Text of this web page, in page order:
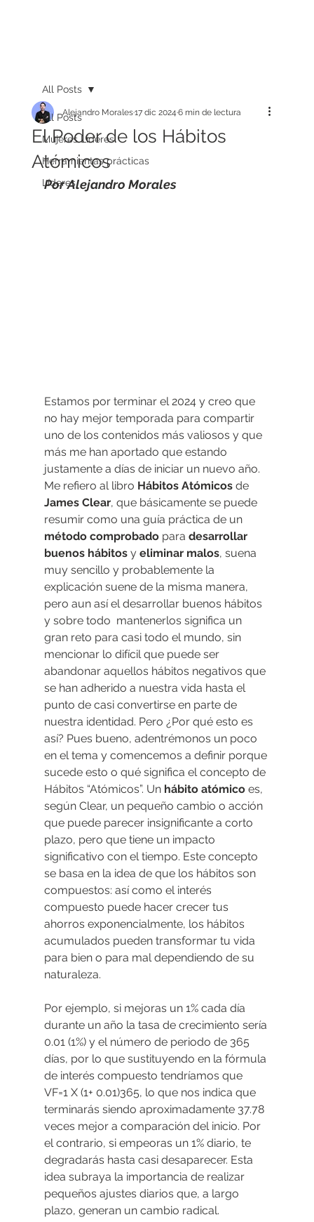
All Posts
Mujeres Líderes
Herramientas prácticas
Líderes
All Posts
El Poder de los Hábitos
Atómicos
Alejandro Morales17 dic 20246 min de lectura
Por Alejandro Morales
Estamos por terminar el 2024 y creo que
no hay mejor temporada para compartir
uno de los contenidos más valiosos y que
más me han aportado que estando
justamente a días de iniciar un nuevo año.
Me refiero al libro Hábitos Atómicos de
James Clear, que básicamente se puede
resumir como una guía práctica de un
método comprobado para desarrollar
buenos hábitos y eliminar malos, suena
muy sencillo y probablemente la
explicación suene de la misma manera,
pero aun así el desarrollar buenos hábitos
y sobre todo  mantenerlos significa un
gran reto para casi todo el mundo, sin
mencionar lo difícil que puede ser
abandonar aquellos hábitos negativos que
se han adherido a nuestra vida hasta el
punto de casi convertirse en parte de
nuestra identidad. Pero ¿Por qué esto es
así? Pues bueno, adentrémonos un poco
en el tema y comencemos a definir porque
sucede esto o qué significa el concepto de
Hábitos “Atómicos”. Un hábito atómico es,
según Clear, un pequeño cambio o acción
que puede parecer insignificante a corto
plazo, pero que tiene un impacto
significativo con el tiempo. Este concepto
se basa en la idea de que los hábitos son
compuestos: así como el interés
compuesto puede hacer crecer tus
ahorros exponencialmente, los hábitos
acumulados pueden transformar tu vida
para bien o para mal dependiendo de su
naturaleza.
Por ejemplo, si mejoras un 1% cada día
durante un año la tasa de crecimiento sería
0.01 (1%) y el número de periodo de 365
días, por lo que sustituyendo en la fórmula
de interés compuesto tendríamos que
VF=1 X (1+ 0.01)365, lo que nos indica que
terminarás siendo aproximadamente 37.78
veces mejor a comparación del inicio. Por
el contrario, si empeoras un 1% diario, te
degradarás hasta casi desaparecer. Esta
idea subraya la importancia de realizar
pequeños ajustes diarios que, a largo
plazo, generan un cambio radical.